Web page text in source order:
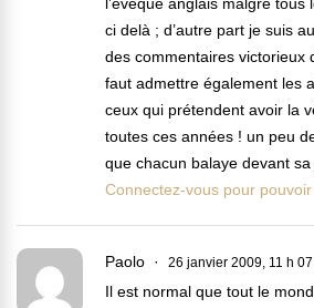
ci delà ; d’autre part je suis
des commentaires victorieux
faut admettre également les
ceux qui prétendent avoir la
toutes ces années ! un peu
que chacun balaye devant sa
Connectez-vous pour
Paolo 26 janvier 2009, 11 h
Il est normal que tout le